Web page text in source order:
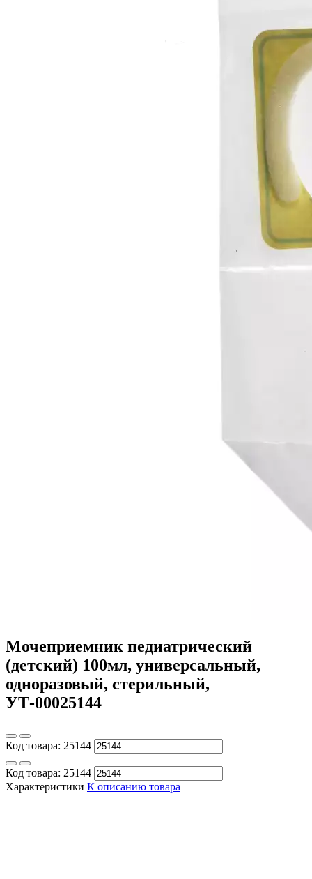
Мочеприемник педиатрический
(детский) 100мл, универсальный,
одноразовый, стерильный,
УТ-00025144
Код товара: 25144
Код товара: 25144
Характеристики К описанию товара